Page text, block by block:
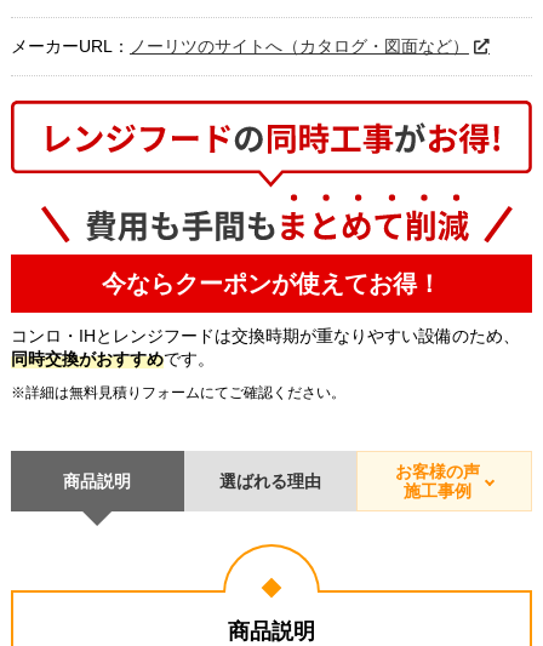
メーカーURL： ノーリツのサイトへ（カタログ・図面など）
今ならクーポンが使えてお得！
コンロ・IHとレンジフードは交換時期が重なりやすい設備のため、
同時交換がおすすめです。
※詳細は無料見積りフォームにてご確認ください。
商品説明 選ばれる理由
お客様の声
施工事例
商品説明